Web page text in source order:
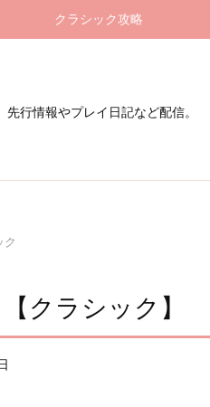
クラシック攻略
行情報やプレイ日記など配信。
ク
クラシック】